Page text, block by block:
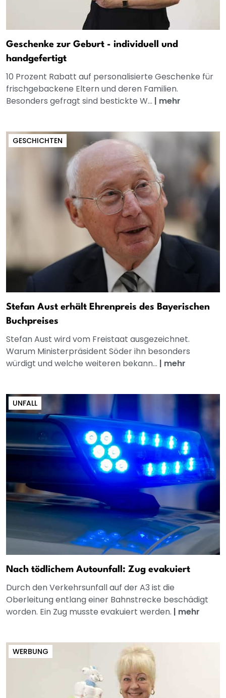
Geschenke zur Geburt - individuell und
handgefertigt
10 Prozent Rabatt auf personalisierte Geschenke für
frischgebackene Eltern und deren Familien.
Besonders gefragt sind bestickte W... | mehr
GESCHICHTEN
Stefan Aust erhält Ehrenpreis des Bayerischen
Buchpreises
Stefan Aust wird vom Freistaat ausgezeichnet.
Warum Ministerpräsident Söder ihn besonders
würdigt und welche weiteren bekann... | mehr
UNFALL
Nach tödlichem Autounfall: Zug evakuiert
Durch den Verkehrsunfall auf der A3 ist die
Oberleitung entlang einer Bahnstrecke beschädigt
worden. Ein Zug musste evakuiert werden. | mehr
WERBUNG